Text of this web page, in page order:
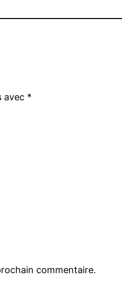
avec *
commentaire.